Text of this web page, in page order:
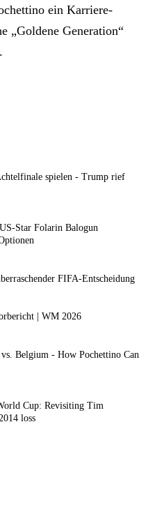
ein Karriere-
„Goldene Generation“
spielen - Trump rief
Star Folarin Balogun
FIFA-Entscheidung
| WM 2026
Belgium - How Pochettino Can
Cup: Revisiting Tim
loss